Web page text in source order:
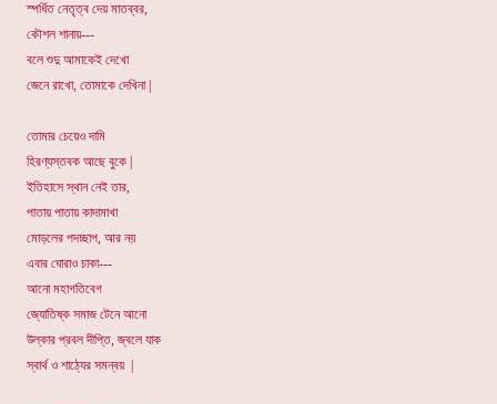
স্পর্ধিত নেতৃত্ব দেয় মাতব্বর,
কৌশল শানায়---
বলে শুদু আমাকেই দেখো
জেনে রাখো, তোমাকে দেখিনা |
তোমার চেয়েও দামি
হিরণ্যস্তবক আছে বুকে |
ইতিহাসে স্থান নেই তার,
পাতায় পাতায় কাদামাখা
মোড়লের পদচ্ছাপ, আর নয়
এবার ঘোরাও চাকা---
আনো মহাগতিবেগ
জ্যোতিষ্ক সমাজ টেনে আনো
উল্কার প্রবল দীপ্তি, জ্বলে যাক
স্বার্থ ও শাঠ্যের সমন্বয় |